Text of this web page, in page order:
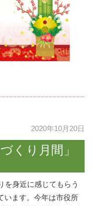
2020年10月20日
くり月間」
を身近に感じてもらう
います。今年は市役所